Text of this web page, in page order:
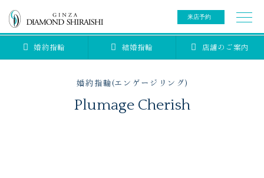
来店予約
婚約指輪 結婚指輪 店舗のご案内
0078-6000-5222
カタログ請求 来店予約
婚約指輪(エンゲージリング)
Plumage Cherish